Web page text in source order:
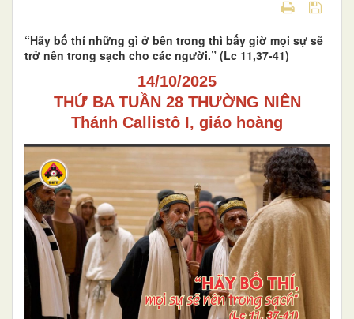
“Hãy bố thí những gì ở bên trong thì bấy giờ mọi sự sẽ
trở nên trong sạch cho các người.” (Lc 11,37-41)
14/10/2025
THỨ BA TUẦN 28 THƯỜNG NIÊN
Thánh Callistô I, giáo hoàng